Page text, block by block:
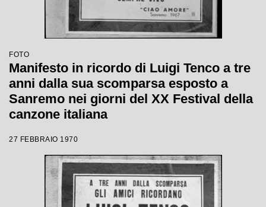
FOTO
Manifesto in ricordo di Luigi Tenco a tre
anni dalla sua scomparsa esposto a
Sanremo nei giorni del XX Festival della
canzone italiana
27 FEBBRAIO 1970